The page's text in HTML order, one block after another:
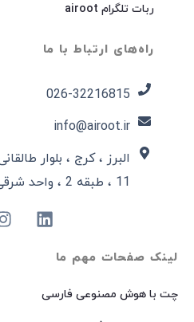
لینک صفحات مهم ما
چت با هوش مصنوعی فارسی
ربات تلگرام airoot
راه‌های ارتباط با ما
026-32216815​
info@airoot.ir
البرز ، کرج ، بلوار
11 ، طبقه 2 ، واحد شرقی